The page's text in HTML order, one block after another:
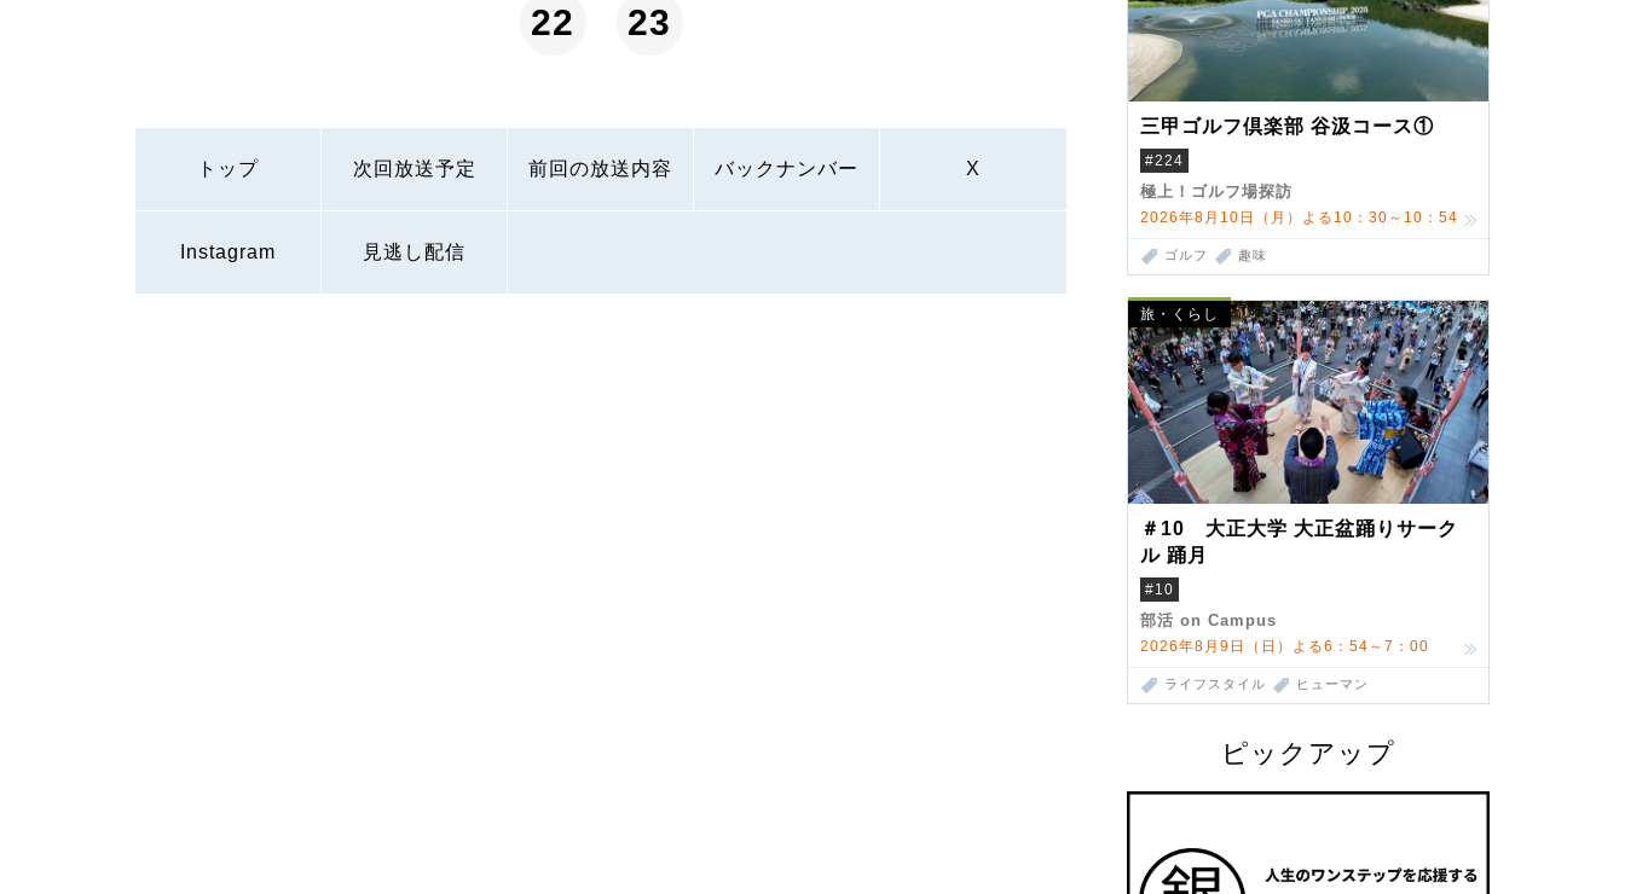
三甲ゴルフ倶楽部 谷汲コース①
#224
極上！ゴルフ場探訪
2026年8月10日（月）よる10：30～10：54
ゴルフ 趣味
旅・くらし
＃10 大正大学 大正盆踊りサーク
ル 踊月
#10
部活 on Campus
2026年8月9日（日）よる6：54～7：00
ライフスタイル ヒューマン
ピックアップ
22
23
トップ 次回放送予定 前回の放送内容 バックナンバー X
Instagram 見逃し配信